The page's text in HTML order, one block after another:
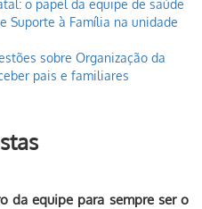
o papel da equipe de saúde
Suporte à Família na unidade
sobre Organização da
pais e familiares
da equipe para sempre ser o